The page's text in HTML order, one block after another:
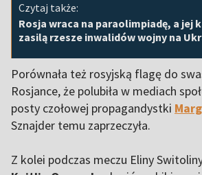
Czytaj także:
Rosja wraca na paraolimpiadę, a jej
zasilą rzesze inwalidów wojny na
Porównała też rosyjską flagę do
Rosjance, że polubiła w mediach
posty czołowej propagandystki
Sznajder temu zaprzeczyła.
Z kolei podczas meczu Eliny